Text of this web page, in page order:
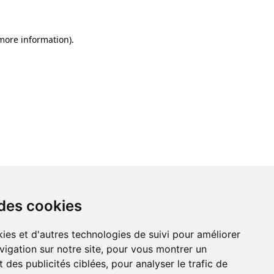
cookies
et d'autres technologies de suivi pour améliorer
sur notre site, pour vous montrer un
des publicités ciblées, pour analyser le trafic de
information).